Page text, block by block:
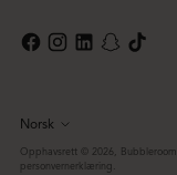
Språk
Norsk
Opphavsrett © 2026, Bubbleroom
personvernerklæring.